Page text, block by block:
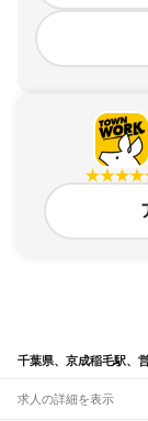
千葉県、京成稲毛駅、
求人の詳細を表示